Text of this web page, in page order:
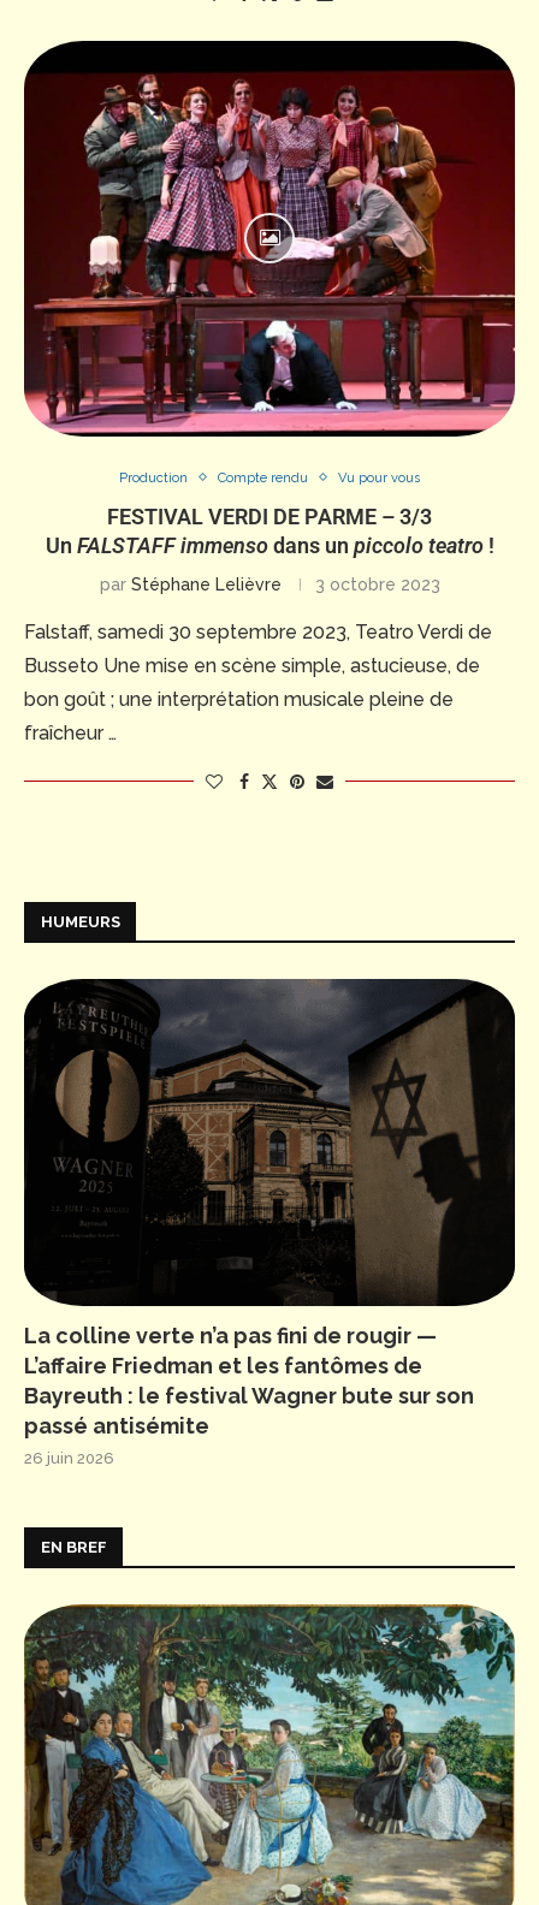
Production Compte rendu Vu pour vous
FESTIVAL VERDI DE PARME – 3/3
Un FALSTAFF immensodans un piccolo teatro!
par Stéphane Lelièvre 3 octobre 2023
Falstaff, samedi 30 septembre 2023, Teatro Verdi de
Busseto Une mise en scène simple, astucieuse, de
bon goût ; une interprétation musicale pleine de
fraîcheur …
HUMEURS
La colline verte n’a pas fini de rougir —
L’affaire Friedman et les fantômes de
Bayreuth : le festival Wagner bute sur son
passé antisémite
26 juin 2026
EN BREF